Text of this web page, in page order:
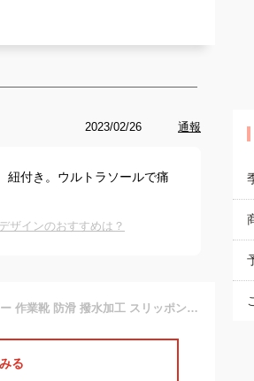
2023/02/26 通報
紐付き。ウルトラソールで痛
ザインのおすすめは？
[マルゴ] 紐付きスリッポン 耐滑 丸五 スニーカー 作業靴 防滑 撥水加工 スリッポン 紐付き ウルトラソール 70 グレー 26.5 cm 3E
る